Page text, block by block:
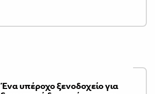
Ένα υπέροχο ξενοδοχείο για